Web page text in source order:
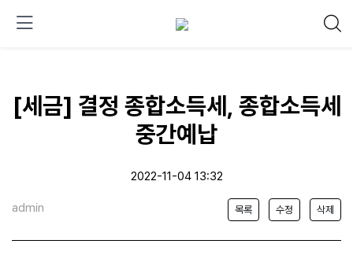
[세금] 결정 종합소득세, 종합소득세
중간예납
2022-11-04 13:32
admin 목록 수정 삭제